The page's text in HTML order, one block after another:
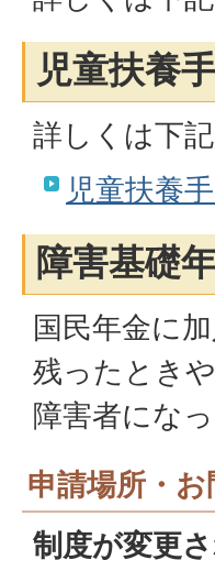
児童扶養
詳しくは下
児童扶養
障害基礎
国民年金に
残ったとき
障害者にな
申請場所・
制度が変更